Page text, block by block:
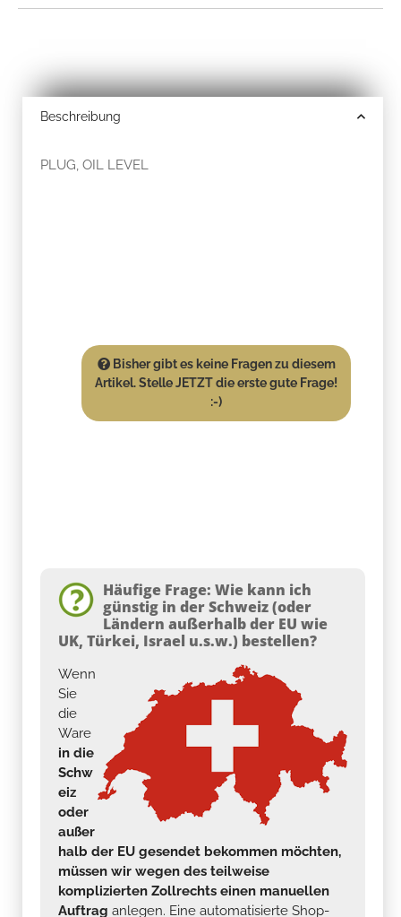
Beschreibung
PLUG, OIL LEVEL
Bisher gibt es keine Fragen zu diesem
Artikel. Stelle JETZT die erste gute Frage!
:-)
Häufige Frage: Wie kann ich
günstig in der Schweiz (oder
Ländern außerhalb der EU wie
UK, Türkei, Israel u.s.w.) bestellen?
Wenn
Sie
die
Ware
in die
Schw
eiz
oder
außer
halb der EU gesendet bekommen möchten,
müssen wir wegen des teilweise
komplizierten Zollrechts einen manuellen
Auftrag anlegen. Eine automatisierte Shop-